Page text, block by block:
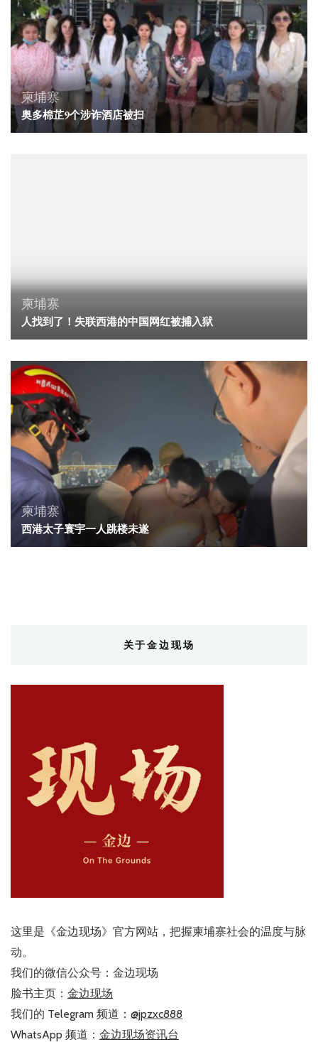
柬埔寨
奥多棉芷9个涉诈酒店被扫
柬埔寨
人找到了！失联西港的中国网红被捕入狱
柬埔寨
西港太子寰宇一人跳楼未遂
关于金边现场
这里是《金边现场》官方网站，把握柬埔寨社会的温度与脉
动。
我们的微信公众号：金边现场
脸书主页： 金边现场
我们的 Telegram 频道： @jpzxc888
WhatsApp 频道： 金边现场资讯台